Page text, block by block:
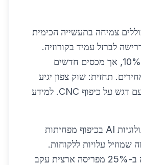
צמיחה בתעשייה הכימית
לברזל עמיד בקורוזיה.
יבוא מפולין זול ב-10%, אך מכסים חדשים
מחירים. תחזית: שוק צפון יגיע
ל-2 מיליארד ₪, עם דגש על כיפוף CNC. למידע
בשנת 2026, טכנולוגיות AI בכיפוף מפחיתות
ב-20%, מה שמוזיל עלויות ללקוחות.
ביקוש בחיפה גבוה ב-25% מפריסה ארצית עקב